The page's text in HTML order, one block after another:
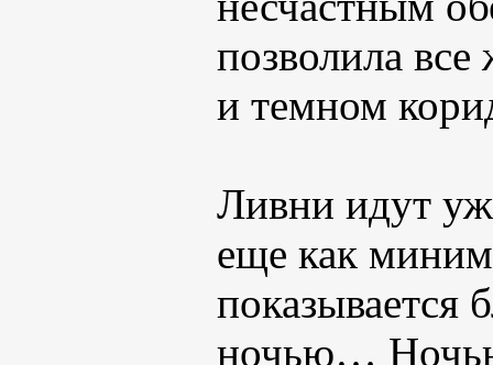
позволила
и темном
Ливни идут
еще как
показывается
ночью… Ночью